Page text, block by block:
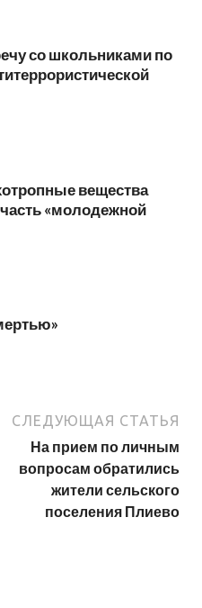
со школьниками по
вещества
часть «молодежной
СЛЕДУЮЩАЯ СТАТЬЯ
На прием по личным
вопросам обратились
жители сельского
поселения Плиево